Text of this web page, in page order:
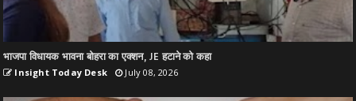
भाजपा विधायक भावना बोहरा का एक्शन, JE हटाने को कहा
Insight Today Desk July 08, 2026